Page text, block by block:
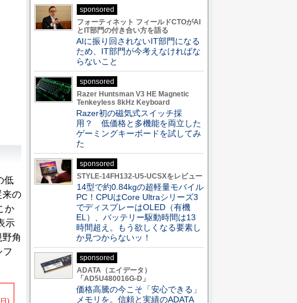
低
来の
か
示
角
フ
)
sponsored
フォーティネット フィールドCTOがAI
とIT部門の付き合い方を語る
AIに振り回されないIT部門になる
ため、IT部門が今考えなければな
らないこと
sponsored
Razer Huntsman V3 HE Magnetic
Tenkeyless 8kHz Keyboard
Razer初の磁気式スイッチ採
用？ 低価格と多機能を両立した
ゲーミングキーボードを試してみ
た
sponsored
STYLE-14FH132-U5-UCSXをレビュー
14型で約0.84kgの超軽量モバイル
PC！CPUはCore Ultraシリーズ3
でディスプレーはOLED（有機
EL）、バッテリー駆動時間は13
時間超え。もう欲しくなる要素し
か見つからないッ！
sponsored
ADATA（エイデータ）
「AD5U480016G-D」
価格高騰の今こそ「安心できる」
メモリを。信頼と実績のADATA